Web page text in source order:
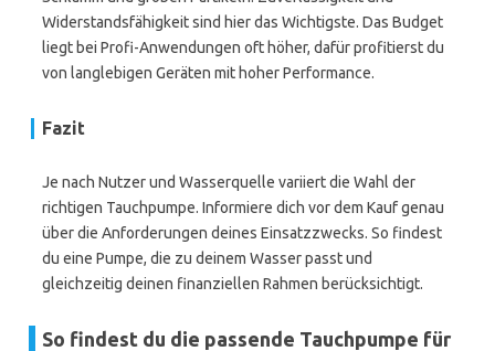
Widerstandsfähigkeit sind hier das Wichtigste. Das Budget
liegt bei Profi-Anwendungen oft höher, dafür profitierst du
von langlebigen Geräten mit hoher Performance.
Fazit
Je nach Nutzer und Wasserquelle variiert die Wahl der
richtigen Tauchpumpe. Informiere dich vor dem Kauf genau
über die Anforderungen deines Einsatzzwecks. So findest
du eine Pumpe, die zu deinem Wasser passt und
gleichzeitig deinen finanziellen Rahmen berücksichtigt.
So findest du die passende Tauchpumpe für